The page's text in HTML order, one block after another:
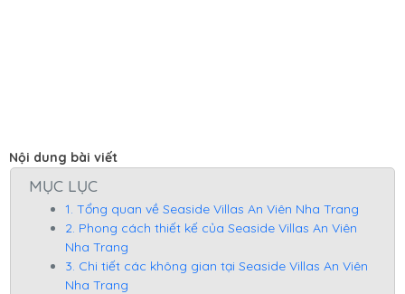
Nội dung bài viết
MỤC LỤC
1. Tổng quan về Seaside Villas An Viên Nha Trang
2. Phong cách thiết kế của Seaside Villas An Viên
Nha Trang
3. Chi tiết các không gian tại Seaside Villas An Viên
Nha Trang